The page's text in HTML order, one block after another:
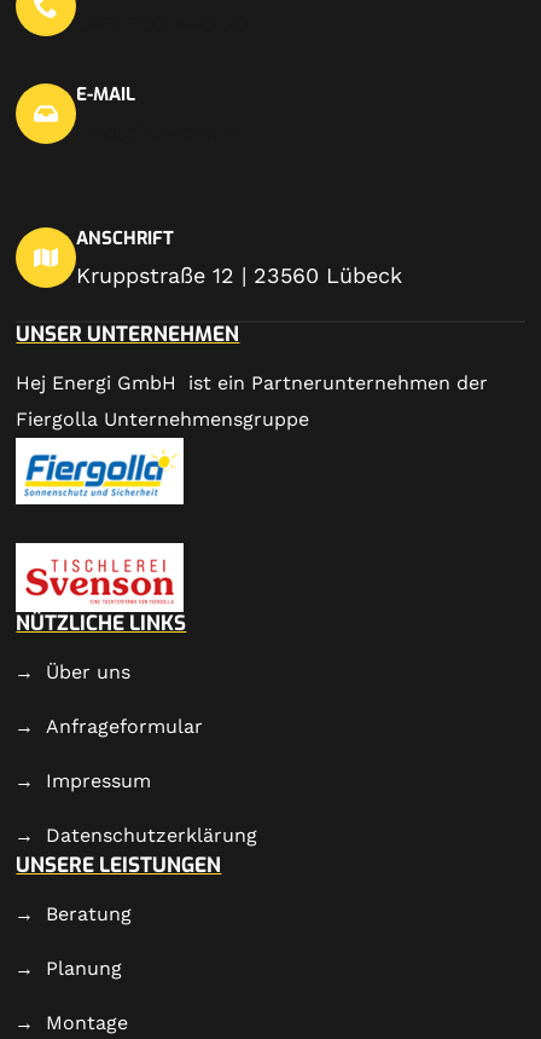
E-MAIL
ANSCHRIFT
Kruppstraße 12 | 23560 Lübeck
UNSER UNTERNEHMEN
Hej Energi GmbH ist ein Partnerunternehmen der
Fiergolla Unternehmensgruppe
NÜTZLICHE LINKS
Über uns
Anfrageformular
Impressum
Datenschutzerklärung
UNSERE LEISTUNGEN
Beratung
Planung
Montage